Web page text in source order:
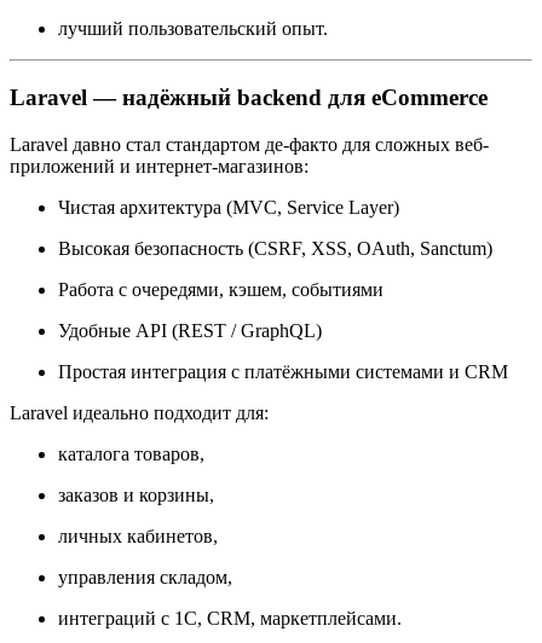
лучший пользовательский опыт.
Laravel — надёжный backend для eCommerce
Laravel давно стал стандартом де-факто для сложных веб-
приложений и интернет-магазинов:
Чистая архитектура (MVC, Service Layer)
Высокая безопасность (CSRF, XSS, OAuth, Sanctum)
Работа с очередями, кэшем, событиями
Удобные API (REST / GraphQL)
Простая интеграция с платёжными системами и CRM
Laravel идеально подходит для:
каталога товаров,
заказов и корзины,
личных кабинетов,
управления складом,
интеграций с 1С, CRM, маркетплейсами.